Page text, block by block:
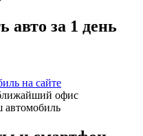
авто за 1 день
на сайте
офис